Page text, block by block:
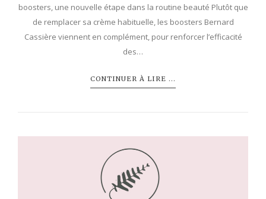
boosters, une nouvelle étape dans la routine beauté Plutôt que
de remplacer sa crème habituelle, les boosters Bernard
Cassière viennent en complément, pour renforcer l’efficacité
des…
CONTINUER À LIRE ...